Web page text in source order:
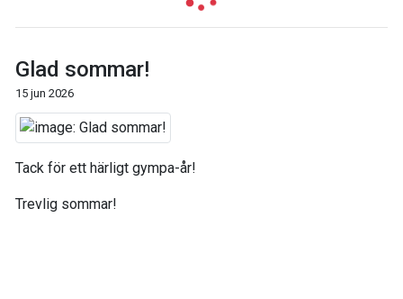
Glad sommar!
15 jun 2026
Tack för ett härligt gympa-år!
Trevlig sommar!